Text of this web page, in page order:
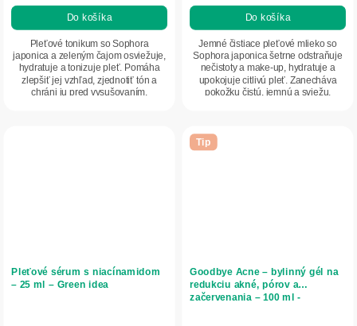
Do košíka
Pleťové tonikum so Sophora
japonica a zeleným čajom osviežuje,
hydratuje a tonizuje pleť. Pomáha
zlepšiť jej vzhľad, zjednotiť tón a
chráni ju pred vysušovaním.
Do košíka
Jemné čistiace pleťové mlieko so
Sophora japonica šetrne odstraňuje
nečistoty a make-up, hydratuje a
upokojuje citlivú pleť. Zanecháva
pokožku čistú, jemnú a sviežu.
Pleťové sérum s niacínamidom
– 25 ml – Green idea
Tip
Goodbye Acne – bylinný gél na
redukciu akné, pórov a
začervenania – 100 ml -